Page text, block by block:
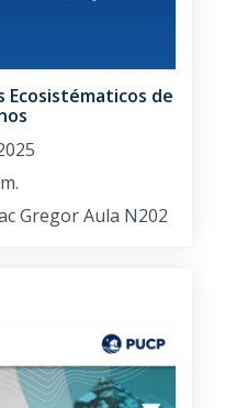
Ecosistématicos de
Gregor Aula N202